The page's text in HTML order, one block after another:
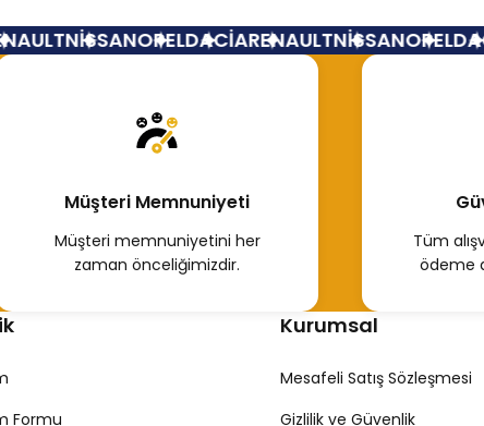
Hemen İncele
NİSSANOPELDACİARENAULTNİSSANOPEL
Müşteri Memnuniyeti
Müşteri memnuniyetini her
zaman önceliğimizdir.
Tüm
ödeme
Formu
Kurumsal
Mesafeli Satış Sözleşmesi
Gizlilik ve Güvenlik